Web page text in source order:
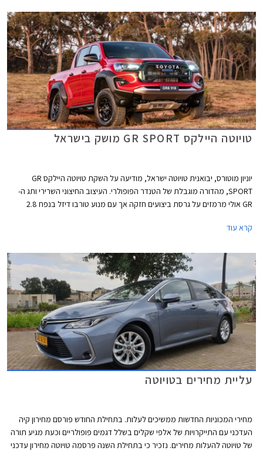
טויוטה היילקס GR SPORT מושק בישראל
יוניון מוטורס, יבואנית טויוטה ישראל, מודיעה על השקת טויוטה היילקס GR
SPORT, מהדורה מוגבלת של הטנדר הפופולרי. העיצוב החיצוני השרירי ותג ה-
GR אולי מרמזים על גרסת ביצועים חזקה אך עם מנוע טורבו דיזל בנפח 2.8
והשטח - זה מה שבאמת חשוב ברכב מסוג זה. המחיר החל מ- 370,000 ₪.
קרא עוד
עליית מחירים בטויוטה
מחירי המכוניות החדשות ממשיכים לעלות. בתחילת החודש פורסם מחירון קיה
העדכני עם התייקרויות של אלפי שקלים בשלל דגמים פופולריים וכעת מגיע תורה
של טויוטה להעלות מחירים. נזכיר כי בתחילת השנה פרסמה טויוטה מחירון עדכני